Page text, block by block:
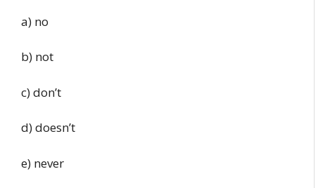
a) no
b) not
c) don’t
d) doesn’t
e) never